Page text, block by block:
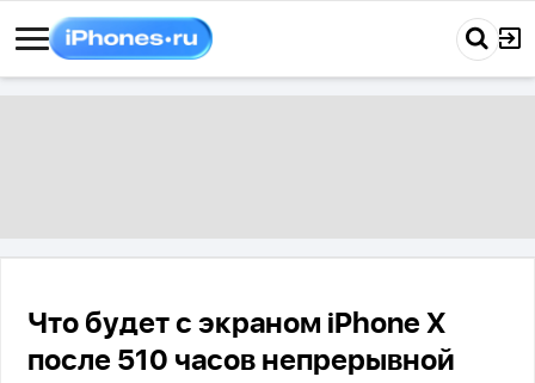
Что будет с экраном iPhone X
после 510 часов непрерывной